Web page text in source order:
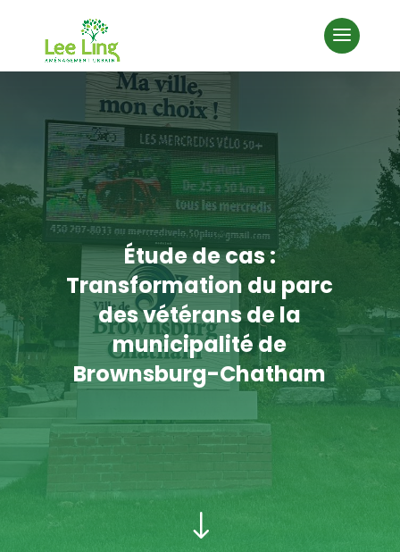
Étude de cas :
Transformation du parc
des vétérans de la
municipalité de
Brownsburg-Chatham
"